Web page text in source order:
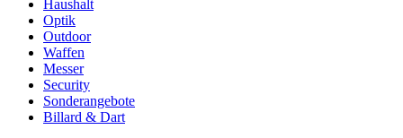
Haushalt
Optik
Outdoor
Waffen
Messer
Security
Sonderangebote
Billard & Dart